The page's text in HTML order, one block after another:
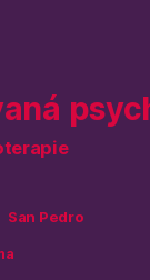
San Pedro